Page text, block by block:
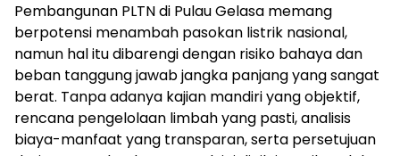
Pembangunan PLTN di Pulau Gelasa memang
berpotensi menambah pasokan listrik nasional,
namun hal itu dibarengi dengan risiko bahaya dan
beban tanggung jawab jangka panjang yang sangat
berat. Tanpa adanya kajian mandiri yang objektif,
rencana pengelolaan limbah yang pasti, analisis
biaya-manfaat yang transparan, serta persetujuan